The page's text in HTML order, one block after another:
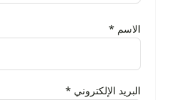
الاسم *
البريد الإلكتروني *